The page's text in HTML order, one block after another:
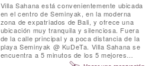
Villa Sahana está convenientemente ubicada
en el centro de Seminyak, en la moderna
zona de expatriados de Bali, y ofrece una
ubicación muy tranquila y silenciosa. Fuera
de la calle principal y a poca distancia de la
playa Seminyak @ KuDeTa. Villa Sahana se
encuentra a 5 minutos de los 5 mejores
restaurantes, salones y bares. Villa Sahana,